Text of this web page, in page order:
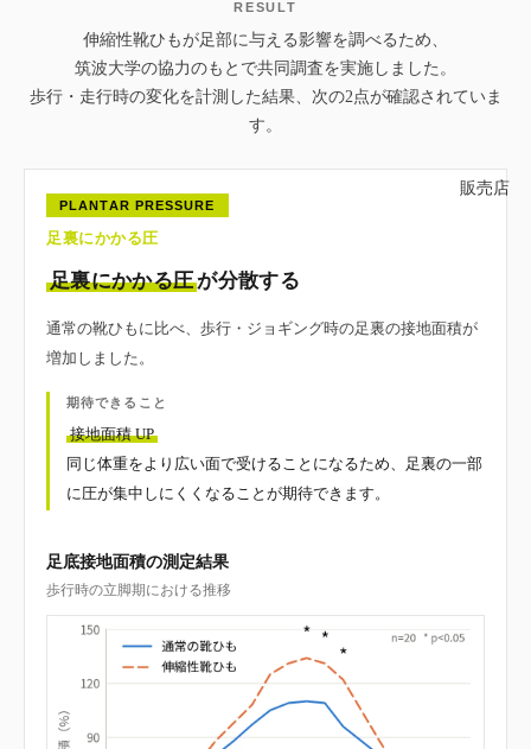
販売店
RESULT
伸縮性靴ひもが足部に与える影響を調べるため、
筑波大学の協力のもとで共同調査を実施しました。
歩行・走行時の変化を計測した結果、次の2点が確認されていま
す。
PLANTAR PRESSURE
足裏にかかる圧
足裏にかかる圧が分散する
通常の靴ひもに比べ、歩行・ジョギング時の足裏の接地面積が
増加しました。
期待できること
接地面積 UP
同じ体重をより広い面で受けることになるため、足裏の一部
に圧が集中しにくくなることが期待できます。
足底接地面積の測定結果
歩行時の立脚期における推移